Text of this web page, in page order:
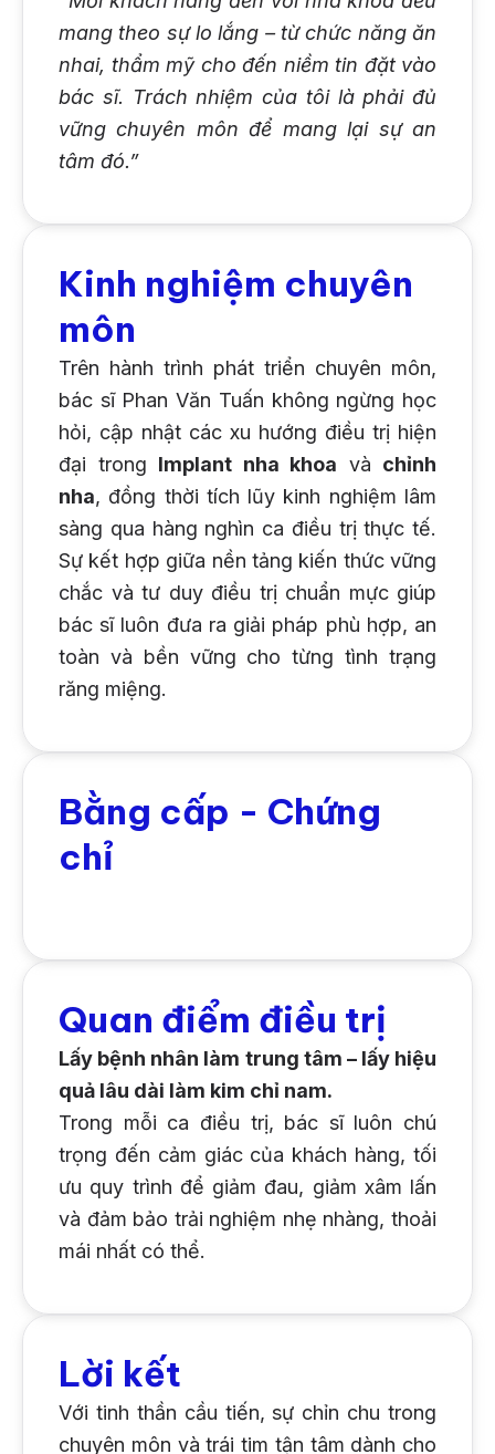
mang theo sự lo lắng – từ chức năng ăn
nhai, thẩm mỹ cho đến niềm tin đặt vào
bác sĩ. Trách nhiệm của tôi là phải đủ
vững chuyên môn để mang lại sự an
tâm đó.”
Kinh nghiệm chuyên
môn
Trên hành trình phát triển chuyên môn,
bác sĩ Phan Văn Tuấn không ngừng học
hỏi, cập nhật các xu hướng điều trị hiện
đại trong Implant nha khoa và chỉnh
nha, đồng thời tích lũy kinh nghiệm lâm
sàng qua hàng nghìn ca điều trị thực tế.
Sự kết hợp giữa nền tảng kiến thức vững
chắc và tư duy điều trị chuẩn mực giúp
bác sĩ luôn đưa ra giải pháp phù hợp, an
toàn và bền vững cho từng tình trạng
răng miệng.
Bằng cấp - Chứng
chỉ
Quan điểm điều trị
Lấy bệnh nhân làm trung tâm – lấy hiệu
quả lâu dài làm kim chỉ nam.
Trong mỗi ca điều trị, bác sĩ luôn chú
trọng đến cảm giác của khách hàng, tối
ưu quy trình để giảm đau, giảm xâm lấn
và đảm bảo trải nghiệm nhẹ nhàng, thoải
mái nhất có thể.
Lời kết
Với tinh thần cầu tiến, sự chỉn chu trong
chuyên môn và trái tim tận tâm dành cho